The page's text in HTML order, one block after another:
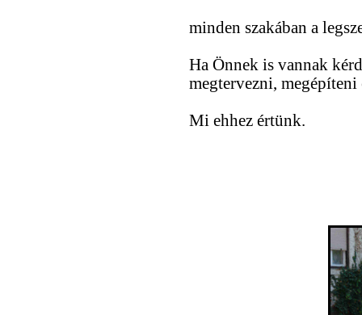
minden szakában a
Ha Önnek is vannak
megtervezni,
Mi ehhez értünk.